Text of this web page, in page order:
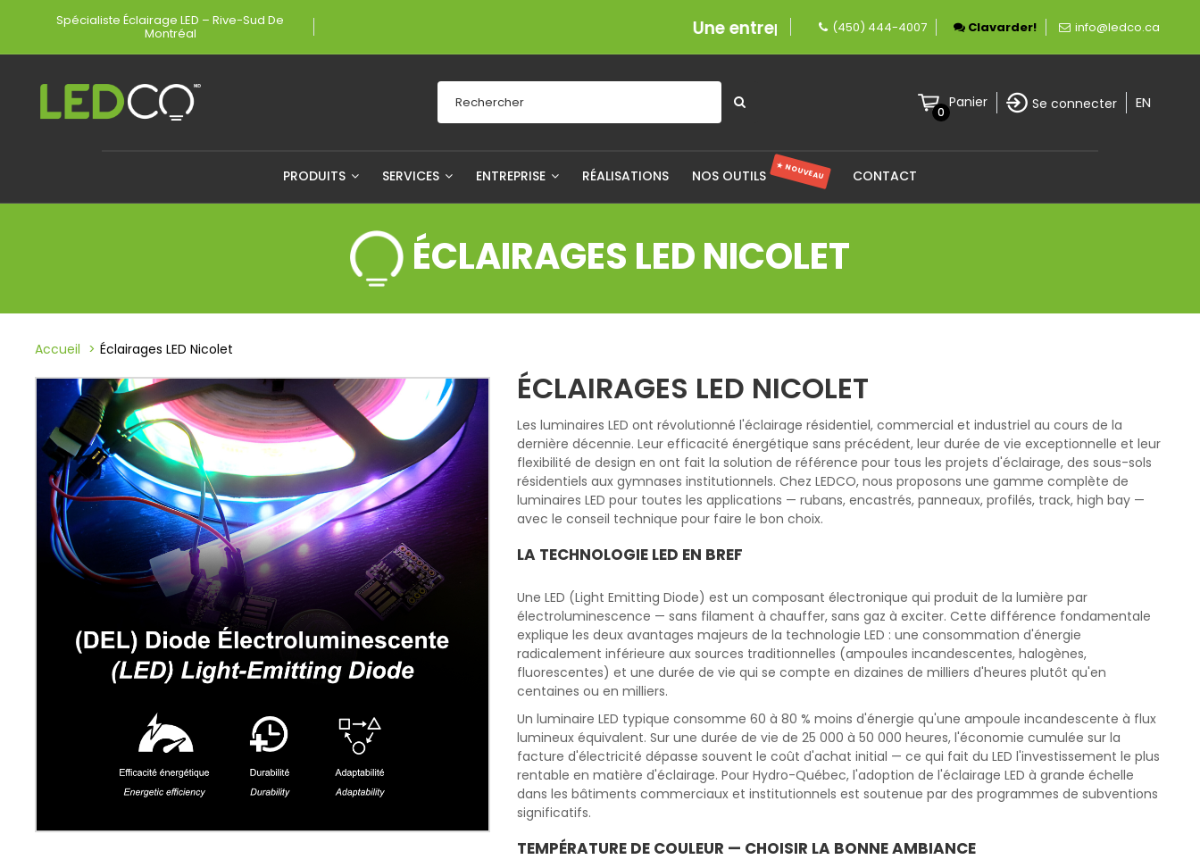
Spécialiste Éclairage LED – Rive-Sud De
Montréal Une entreprise fièrement canadienne spécialisée en éclairage LED.
(450) 444-4007 Clavarder! info@ledco.ca
0
Panier Se connecter EN
PRODUITS SERVICES ENTREPRISE RÉALISATIONS NOS OUTILS ★ NOUVEAU CONTACT
ÉCLAIRAGES LED NICOLET
Accueil Éclairages LED Nicolet
ÉCLAIRAGES LED NICOLET
Les luminaires LED ont révolutionné l'éclairage résidentiel, commercial et industriel au cours de la
dernière décennie. Leur efficacité énergétique sans précédent, leur durée de vie exceptionnelle et leur
flexibilité de design en ont fait la solution de référence pour tous les projets d'éclairage, des sous-sols
résidentiels aux gymnases institutionnels. Chez LEDCO, nous proposons une gamme complète de
luminaires LED pour toutes les applications — rubans, encastrés, panneaux, profilés, track, high bay —
avec le conseil technique pour faire le bon choix.
LA TECHNOLOGIE LED EN BREF
Une LED (Light Emitting Diode) est un composant électronique qui produit de la lumière par
électroluminescence — sans filament à chauffer, sans gaz à exciter. Cette différence fondamentale
explique les deux avantages majeurs de la technologie LED : une consommation d'énergie
radicalement inférieure aux sources traditionnelles (ampoules incandescentes, halogènes,
fluorescentes) et une durée de vie qui se compte en dizaines de milliers d'heures plutôt qu'en
centaines ou en milliers.
Un luminaire LED typique consomme 60 à 80 % moins d'énergie qu'une ampoule incandescente à flux
lumineux équivalent. Sur une durée de vie de 25 000 à 50 000 heures, l'économie cumulée sur la
facture d'électricité dépasse souvent le coût d'achat initial — ce qui fait du LED l'investissement le plus
rentable en matière d'éclairage. Pour Hydro-Québec, l'adoption de l'éclairage LED à grande échelle
dans les bâtiments commerciaux et institutionnels est soutenue par des programmes de subventions
significatifs.
TEMPÉRATURE DE COULEUR — CHOISIR LA BONNE AMBIANCE